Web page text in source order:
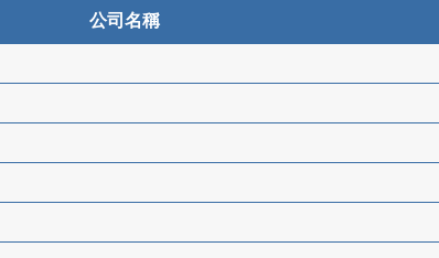
公司名稱